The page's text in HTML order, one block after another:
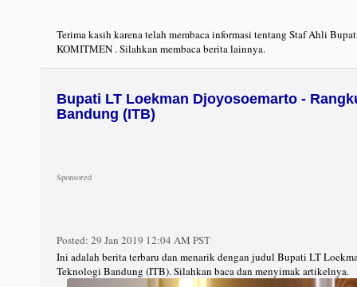
Terima kasih karena telah membaca informasi tentang Staf Ahli
KOMITMEN . Silahkan membaca berita lainnya.
Bupati LT Loekman Djoyosoemarto -
Bandung (ITB)
Posted: 29 Jan 2019 12:04 AM PST
Ini adalah berita terbaru dan menarik dengan judul Bupati LT
Teknologi Bandung (ITB). Silahkan baca dan menyimak artikelnya.